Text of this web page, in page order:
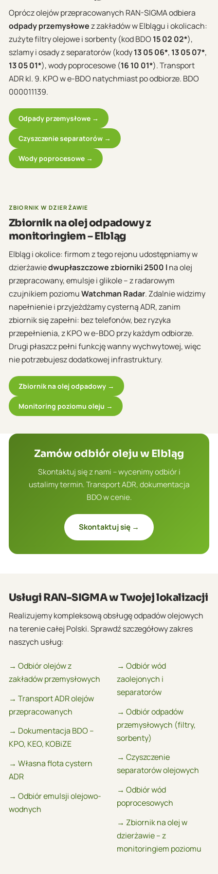
Oprócz olejów przepracowanych RAN-SIGMA odbiera
odpady przemysłowez zakładów w Elblągu i okolicach:
zużyte filtry olejowe i sorbenty (kod BDO 15 02 02*),
szlamy i osady z separatorów (kody13 05 06*, 13 05 07*,
13 05 01*), wody poprocesowe (16 10 01*). Transport
ADR kl. 9. KPO w e-BDO natychmiast po odbiorze. BDO
000011139.
Odpady przemysłowe →
Czyszczenie separatorów →
Wody poprocesowe →
ZBIORNIK W DZIERŻAWIE
Zbiornik na olej odpadowy z
monitoringiem – Elbląg
Elbląg i okolice: firmom z tego rejonu udostępniamy w
dzierżawiedwupłaszczowe zbiorniki 2500 lna olej
przepracowany, emulsje i glikole – z radarowym
czujnikiem poziomuWatchman Radar. Zdalnie widzimy
napełnienie i przyjeżdżamy cysterną ADR, zanim
zbiornik się zapełni: bez telefonów, bez ryzyka
przepełnienia, z KPO w e-BDO przy każdym odbiorze.
Drugi płaszcz pełni funkcję wanny wychwytowej, więc
nie potrzebujesz dodatkowej infrastruktury.
Zbiornik na olej odpadowy →
Monitoring poziomu oleju →
Zamów odbiór oleju w Elbląg
Skontaktuj się z nami – wycenimy odbiór i
ustalimy termin. Transport ADR, dokumentacja
BDO w cenie.
Skontaktuj się →
Usługi RAN-SIGMA w Twojej lokalizacji
Realizujemy kompleksową obsługę odpadów olejowych
na terenie całej Polski. Sprawdź szczegółowy zakres
naszych usług:
→ Odbiór olejów z
zakładów przemysłowych
→ Transport ADR olejów
przepracowanych
→ Dokumentacja BDO –
KPO, KEO, KOBiZE
→ Własna flota cystern
ADR
→ Odbiór emulsji olejowo-
wodnych
→ Odbiór wód
zaolejonych i
separatorów
→ Odbiór odpadów
przemysłowych (filtry,
sorbenty)
→ Czyszczenie
separatorów olejowych
→ Odbiór wód
poprocesowych
→ Zbiornik na olej w
dzierżawie – z
monitoringiem poziomu